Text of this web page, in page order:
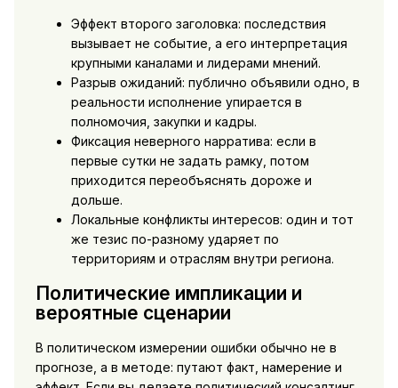
Эффект второго заголовка: последствия
вызывает не событие, а его интерпретация
крупными каналами и лидерами мнений.
Разрыв ожиданий: публично объявили одно, в
реальности исполнение упирается в
полномочия, закупки и кадры.
Фиксация неверного нарратива: если в
первые сутки не задать рамку, потом
приходится переобъяснять дороже и
дольше.
Локальные конфликты интересов: один и тот
же тезис по-разному ударяет по
территориям и отраслям внутри региона.
Политические импликации и
вероятные сценарии
В политическом измерении ошибки обычно не в
прогнозе, а в методе: путают факт, намерение и